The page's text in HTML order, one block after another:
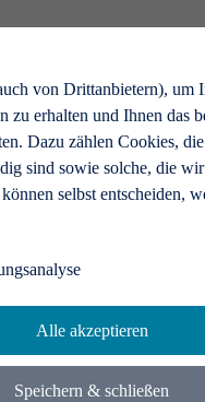
von Drittanbietern), um
zu erhalten und Ihnen das
Dazu zählen Cookies,
sind sowie solche, die
selbst entscheiden,
Alle akzeptieren
Speichern & schließen
Bühne